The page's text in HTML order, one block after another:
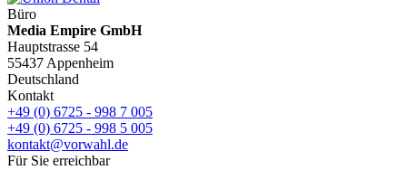
Büro
Media Empire GmbH
Hauptstrasse 54
55437 Appenheim
Deutschland
Kontakt
+49 (0) 6725 - 998 7 005
+49 (0) 6725 - 998 5 005
kontakt@vorwahl.de
Für Sie erreichbar